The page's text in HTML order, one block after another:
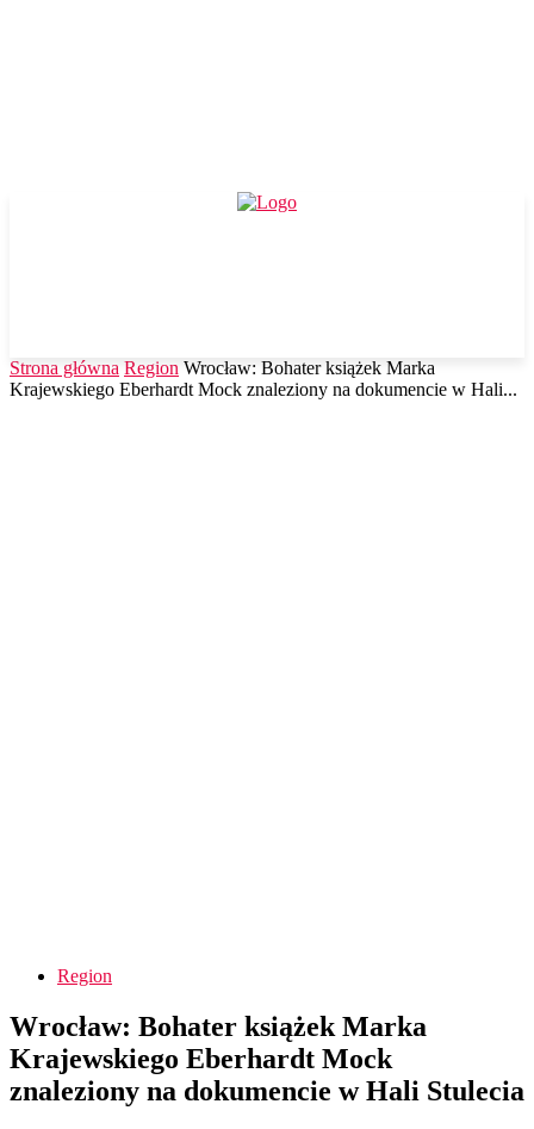
Strona główna Region Wrocław: Bohater książek Marka
Krajewskiego Eberhardt Mock znaleziony na dokumencie w Hali...
Region
Wrocław: Bohater książek Marka
Krajewskiego Eberhardt Mock
znaleziony na dokumencie w Hali Stulecia